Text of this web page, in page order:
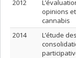
2012
opinions
cannabis
2014
L’étude